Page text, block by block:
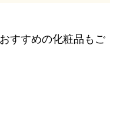
すすめの化粧品もご